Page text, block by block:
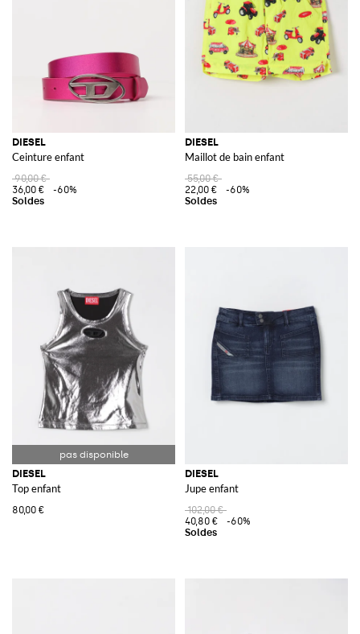
DIESEL
Ceinture enfant
90,00 €
36,00 €
-60%
DIESEL
Maillot de bain enfant
55,00 €
22,00 €
-60%
DIESEL
Top enfant
80,00 €
DIESEL
Jupe enfant
102,00 €
40,80 €
-60%